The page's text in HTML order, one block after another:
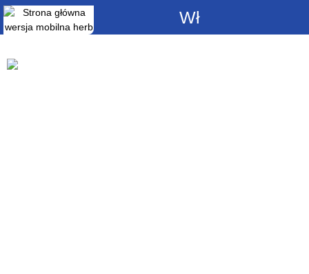
Włącz
powiadomienia